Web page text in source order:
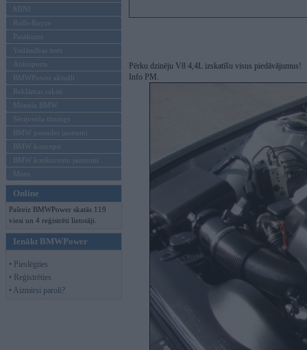
MINI
Rolls-Royce
Pasākumi
Vadāmības tests
Autosports
BMWPower aktuāli
Reklāmas raksti
Mēneša BMW
Sērijveida tūnings
BMW pasaules jaunumi
BMW koncepti
BMW konkurentu jaunumi
Moto
Online
Pašreiz BMWPower skatās 119
viesi un 4 reģistrēti lietotāji.
Ienākt BMWPower
• Pieslēgties
• Reģistrēties
• Aizmirsi paroli?
Pērku dzinēju V8 4,4L izskatīšu visus piedāvājumus!
Info PM.